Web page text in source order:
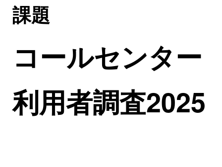
課題
コールセンター
利用者調査2025